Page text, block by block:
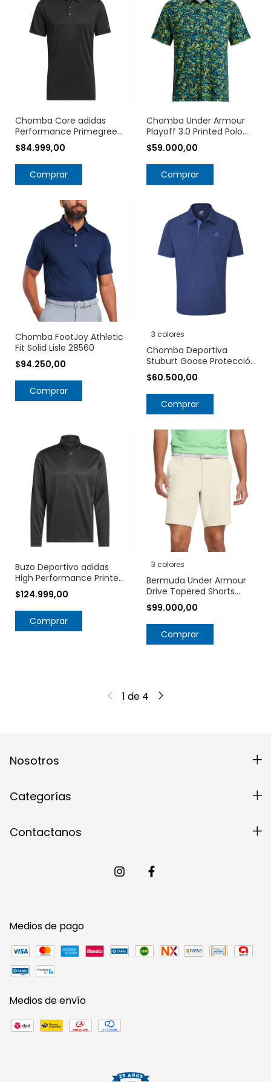
Chomba Core adidas
Performance Primegreen
IQ2935
$84.999,00
Comprar
Chomba Under Armour
Playoff 3.0 Printed Polo
1378677
$59.000,00
Comprar
Chomba FootJoy Athletic
Fit Solid Lisle 28560
$94.250,00
Comprar
3 colores
Chomba Deportiva
Stuburt Goose Protección
UV UPF 50+
$60.500,00
Comprar
Buzo Deportivo adidas
High Performance Printed
JL5261
$124.999,00
Comprar
3 colores
Bermuda Under Armour
Drive Tapered Shorts
1384467
$99.000,00
Comprar
1 de 4
Nosotros
Categorías
Contactanos
Medios de pago
Medios de envío